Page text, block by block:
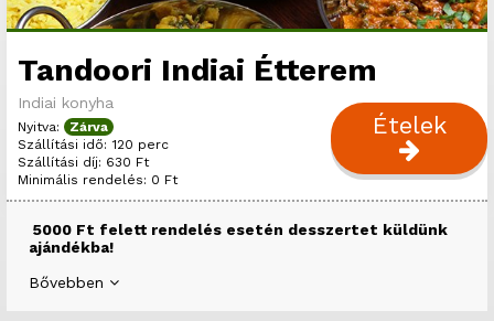
Tandoori Indiai Étterem
Indiai konyha
Nyitva:
Zárva
Szállítási idő: 120 perc
Szállítási díj: 630 Ft
Minimális rendelés: 0 Ft
Ételek
5000 Ft felett rendelés esetén desszertet küldünk
ajándékba!
Bővebben